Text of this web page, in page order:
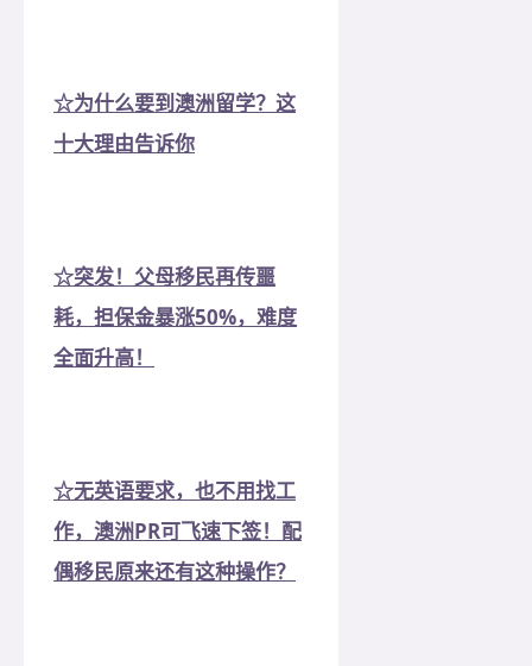
☆为什么要到澳洲留学？这
十大理由告诉你
☆突发！父母移民再传噩
耗，担保金暴涨50%，难度
全面升高！
☆无英语要求，也不用找工
作，澳洲PR可飞速下签！配
偶移民原来还有这种操作？